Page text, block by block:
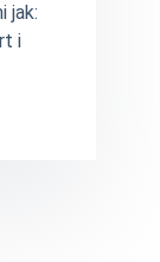
jak:
i